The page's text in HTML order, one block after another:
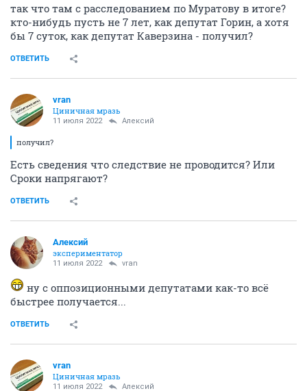
так что там с расследованием по Муратову в итоге?
кто-нибудь пусть не 7 лет, как депутат Горин, а хотя
бы 7 суток, как депутат Каверзина - получил?
ОТВЕТИТЬ
vran
Циничная мразь
11 июля 2022 Алексий
получил?
Есть сведения что следствие не проводится? Или
Сроки напрягают?
ОТВЕТИТЬ
Алексий
экспериментатор
11 июля 2022 vran
ну с оппозиционными депутатами как-то всё
быстрее получается...
ОТВЕТИТЬ
vran
Циничная мразь
11 июля 2022 Алексий